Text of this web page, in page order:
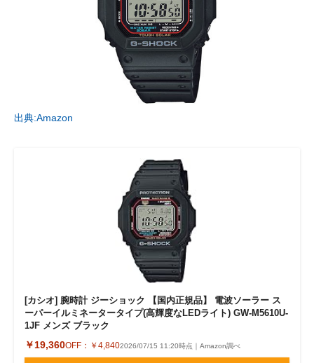
出典:Amazon
[カシオ] 腕時計 ジーショック 【国内正規品】 電波ソーラー ス
ーパーイルミネータータイプ(高輝度なLEDライト) GW-M5610U-
1JF メンズ ブラック
￥19,360OFF： ￥4,8402026/07/15 11:20時点｜Amazon調べ